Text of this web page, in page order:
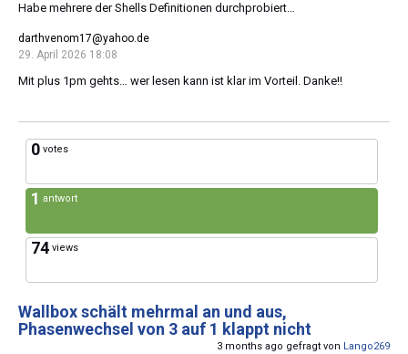
Habe mehrere der Shells Definitionen durchprobiert…
darthvenom17@yahoo.de
29. April 2026 18:08
Mit plus 1pm gehts… wer lesen kann ist klar im Vorteil. Danke!!
0 votes
1 antwort
74 views
Wallbox schält mehrmal an und aus,
Phasenwechsel von 3 auf 1 klappt nicht
3 months ago gefragt von Lango269